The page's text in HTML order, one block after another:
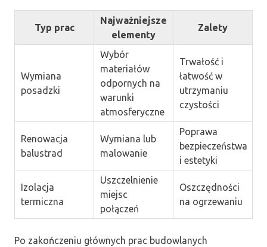
Typ prac
Najważniejsze
elementy
Zalety
Wymiana
posadzki
Wybór
materiałów
odpornych na
warunki
atmosferyczne
Trwałość i
łatwość w
utrzymaniu
czystości
Renowacja
balustrad
Wymiana lub
malowanie
Poprawa
bezpieczeństwa
i estetyki
Izolacja
termiczna
Uszczelnienie
miejsc
połączeń
Oszczędności
na ogrzewaniu
Po zakończeniu głównych prac budowlanych